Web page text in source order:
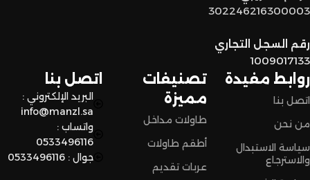
نضمن وصول منتجاتكم بأفضل حالة وفي أقصر وقت ممكن.
اختاروا الراحة والأناقة من المنزل النادر للاثاث الآن وعيشوا تجربة
تسوق مميزة.
روابط مفيدة
اتصل بنا
من نحن
سياسة الاستبدال
والاسترجاع
تصنيفات
مميزة
طاولات مداخل
أطقم طاولات
عربات تقديم
اتصل بنا
البريد الإلكتروني :
info@manzl.sa
واتساب :
0533496116
جوال : 0533496116
302246216300003
رقم السجل التجاري
1009017133